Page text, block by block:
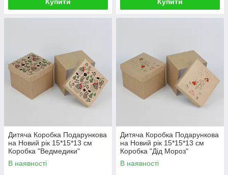
Дитяча Коробка Подарункова
на Новий рік 15*15*13 см
Коробка "Ведмедики"
В наявності
Дитяча Коробка Подарункова
на Новий рік 15*15*13 см
Коробка "Дід Мороз"
В наявності